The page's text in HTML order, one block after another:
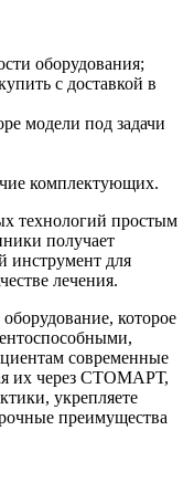
оборудования;
с доставкой в
модели под задачи
комплектующих.
технологий простым
получает
инструмент для
лечения.
которое
современные
их через СТОМАРТ,
укрепляете
преимущества